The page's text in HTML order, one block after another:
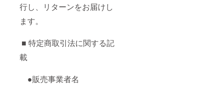
行し、リターンをお届けし
ます。
■ 特定商取引法に関する記
載
●販売事業者名